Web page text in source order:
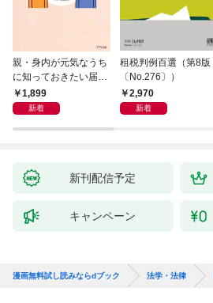
親・身内が元気なうち
に知っておきたい届
出・手続きの準備（き
ずな出版）
1,899
新着
租税判例百選（第8版
〔No.276〕）
2,970
新着
新刊配信予定
キャンペーン
漫画無料試し読みならdブック 法学・法律